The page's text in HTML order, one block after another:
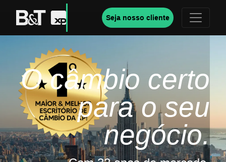
Seja nosso cliente
O câmbio certo
para o seu
negócio.